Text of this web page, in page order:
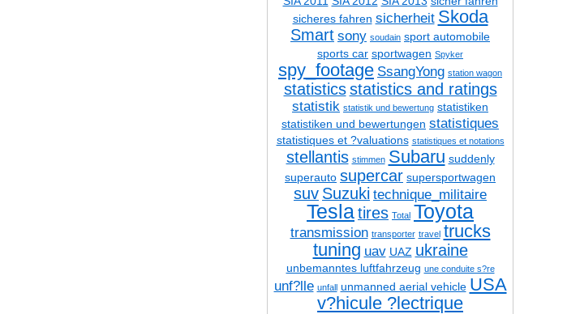
sicheres fahren sicherheit Skoda
Smart sony soudain sport automobile
sports car sportwagen Spyker
spy_footage SsangYong station wagon
statistics statistics and ratings
statistik statistik und bewertung statistiken
statistiken und bewertungen statistiques
statistiques et ?valuations statistiques et notations
stellantis stimmen Subaru suddenly
superauto supercar supersportwagen
suv Suzuki technique_militaire
Teslatires Total Toyota
transmission transporter travel trucks
tuning uav UAZ ukraine
unbemanntes luftfahrzeug une conduite s?re
unf?lle unfall unmanned aerial vehicle USA
v?hicule ?lectrique